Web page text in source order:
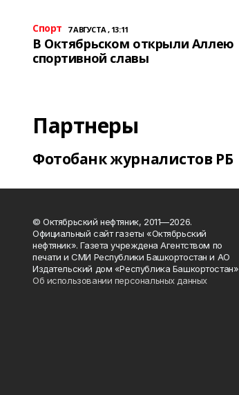
Спорт 7 АВГУСТА , 13:11
В Октябрьском открыли Аллею
спортивной славы
Партнеры
Фотобанк журналистов РБ
© Октябрьский нефтяник, 2011—2026.
Официальный сайт газеты «Октябрьский
нефтяник». Газета учреждена Агентством по
печати и СМИ Республики Башкортостан и АО
Издательский дом «Республика Башкортостан»
Об использовании персональных данных